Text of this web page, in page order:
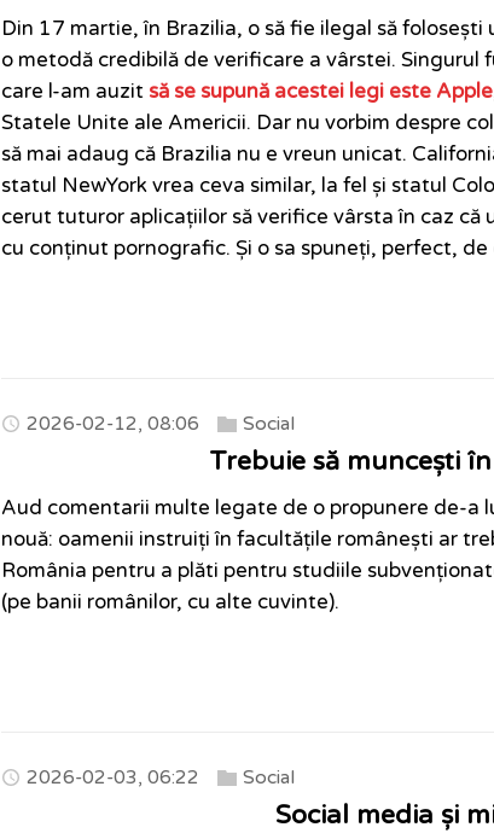
Din 17 martie, în Brazilia, o să fie ilegal să folosești
o metodă credibilă de verificare a vârstei. Singurul
care l-am auzit să se supună acestei legi este Apple
Statele Unite ale Americii. Dar nu vorbim despre
să mai adaug că Brazilia nu e vreun unicat.
statul NewYork vrea ceva similar, la fel și statul
cerut tuturor aplicațiilor să verifice vârsta în caz
cu conținut pornografic. Și o sa spuneți, perfect, de
2026-02-12, 08:06 Social
Trebuie să muncești
Aud comentarii multe legate de o propunere de-a
nouă: oamenii instruiți în facultățile românești ar
România pentru a plăti pentru studiile
(pe banii românilor, cu alte cuvinte).
2026-02-03, 06:22 Social
Social media și